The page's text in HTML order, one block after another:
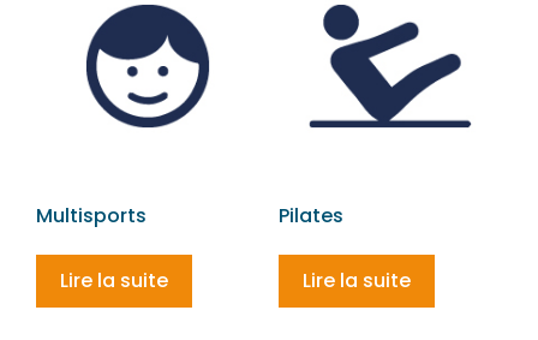
Multisports
Lire la suite
Pilates
Lire la suite